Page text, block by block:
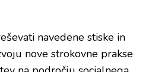
navedene stiske in
nove strokovne prakse